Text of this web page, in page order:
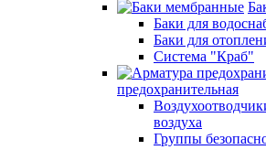
Баки для
Баки для
Система "Краб"
предохранительная
воздуха
Группы